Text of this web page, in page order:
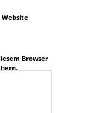
Website
Browser